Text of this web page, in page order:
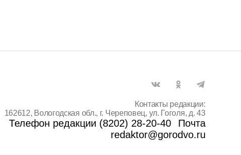
Контакты редакции:
162612, Вологодская обл., г. Череповец, ул. Гоголя, д. 43
Телефон редакции (8202) 28-20-40
Почта
redaktor@gorodvo.ru